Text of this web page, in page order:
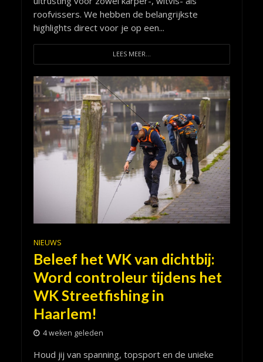
roofvissers. We hebben de belangrijkste
highlights direct voor je op een...
LEES MEER...
NIEUWS
Beleef het WK van dichtbij:
Word controleur tijdens het
WK Streetfishing in
Haarlem!
4 weken geleden
Houd jij van spanning, topsport en de unieke